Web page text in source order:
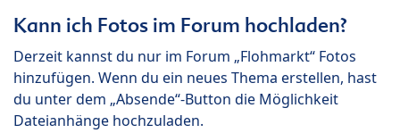
Kann ich Fotos im Forum hochladen?
Derzeit kannst du nur im Forum „Flohmarkt“ Fotos
hinzufügen. Wenn du ein neues Thema erstellen, hast
du unter dem „Absende“-Button die Möglichkeit
Dateianhänge hochzuladen.